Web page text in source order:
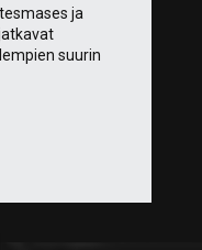
ja
suurin